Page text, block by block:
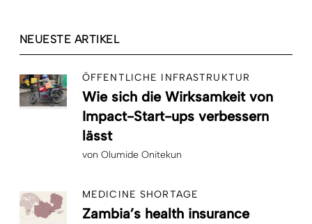
NEUESTE ARTIKEL
ÖFFENTLICHE INFRASTRUKTUR
Wie sich die Wirksamkeit von
Impact-Start-ups verbessern
lässt
von Olumide Onitekun
MEDICINE SHORTAGE
Zambia’s health insurance